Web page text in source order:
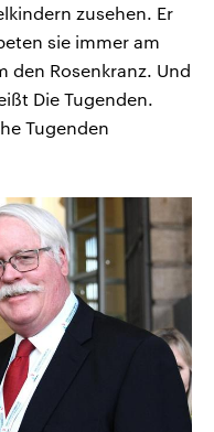
zusehen. Er
sie immer am
den Rosenkranz. Und
Die Tugenden.
Tugenden